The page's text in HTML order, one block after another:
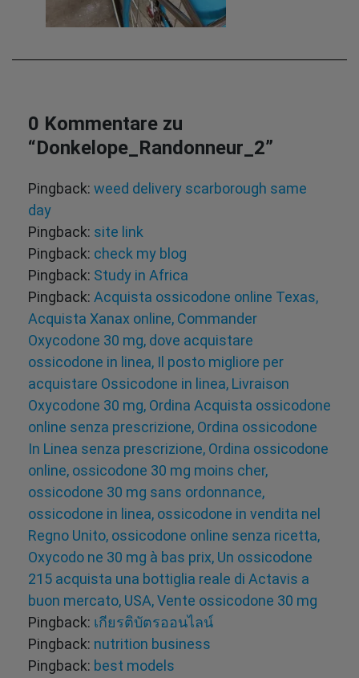
0 Kommentare zu
“Donkelope_Randonneur_2”
Pingback: weed delivery scarborough same
day
Pingback: site link
Pingback: check my blog
Pingback: Study in Africa
Pingback: Acquista ossicodone online Texas,
Acquista Xanax online, Commander
Oxycodone 30 mg, dove acquistare
ossicodone in linea, Il posto migliore per
acquistare Ossicodone in linea, Livraison
Oxycodone 30 mg, Ordina Acquista ossicodone
online senza prescrizione, Ordina ossicodone
In Linea senza prescrizione, Ordina ossicodone
online, ossicodone 30 mg moins cher,
ossicodone 30 mg sans ordonnance,
ossicodone in linea, ossicodone in vendita nel
Regno Unito, ossicodone online senza ricetta,
Oxycodo ne 30 mg à bas prix, Un ossicodone
215 acquista una bottiglia reale di Actavis a
buon mercato, USA, Vente ossicodone 30 mg
Pingback: เกียรติบัตรออนไลน์
Pingback: nutrition business
Pingback: best models